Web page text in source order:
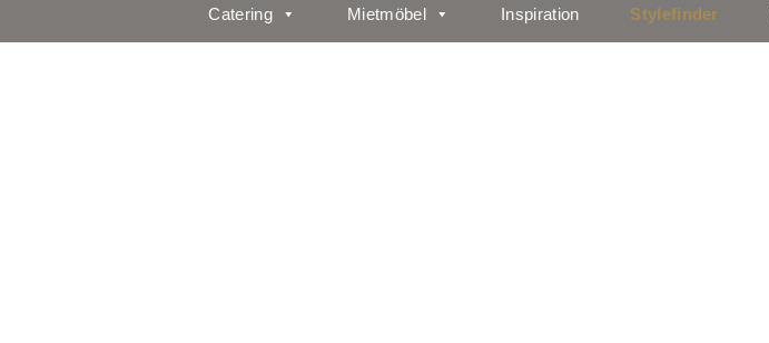
Catering Mietmöbel Inspiration Stylefinder